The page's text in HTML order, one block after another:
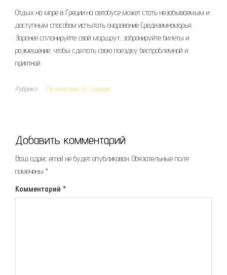
Отдых на море в Греции на автобусе может стать незабываемым и
доступным способом испытать очарование Средиземноморья.
Заранее спланируйте свой маршрут, забронируйте билеты и
размещение, чтобы сделать свою поездку беспроблемной и
приятной.
Рубрика Путешествия по странам
Добавить комментарий
Ваш адрес email не будет опубликован. Обязательные поля
помечены *
Комментарий *